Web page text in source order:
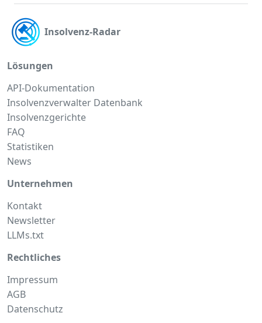
Insolvenz-Radar
Lösungen
API-Dokumentation
Insolvenzverwalter Datenbank
Insolvenzgerichte
FAQ
Statistiken
News
Unternehmen
Kontakt
Newsletter
LLMs.txt
Rechtliches
Impressum
AGB
Datenschutz